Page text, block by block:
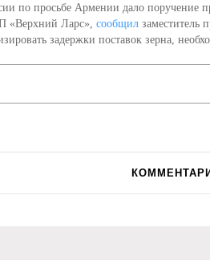
по просьбе Армении дало поручение
«Верхний Ларс», сообщилзаместитель
задержки поставок зерна,